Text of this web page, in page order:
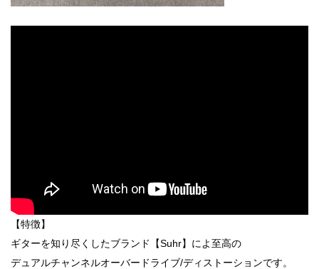
【特徴】
ギターを知り尽くしたブランド【Suhr】によ至高の
デュアルチャンネルオーバードライブ/ディストーションです。